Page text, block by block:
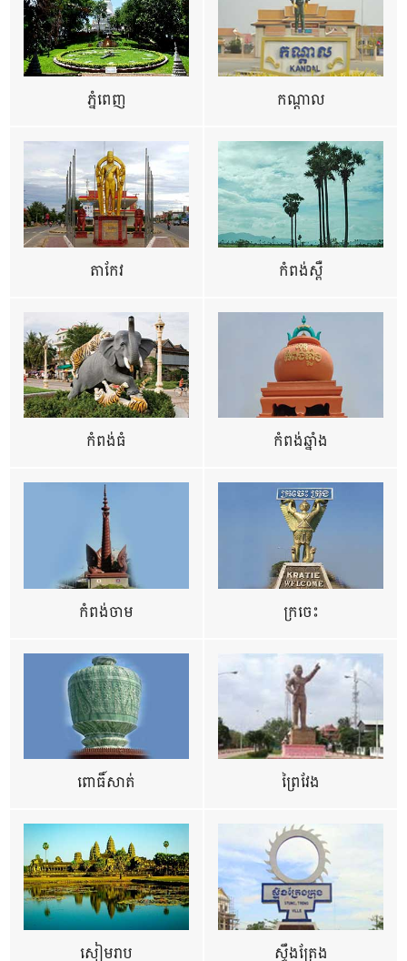
ភ្នំពេញ កណ្តាល
តាកែវ កំពង់ស្ពឺ
កំពង់ធំ កំពង់ឆ្នាំង
កំពង់ចាម ក្រចេះ
ពោធិ៍សាត់ ព្រៃវែង
សៀមរាប ស្ទឹងត្រែង